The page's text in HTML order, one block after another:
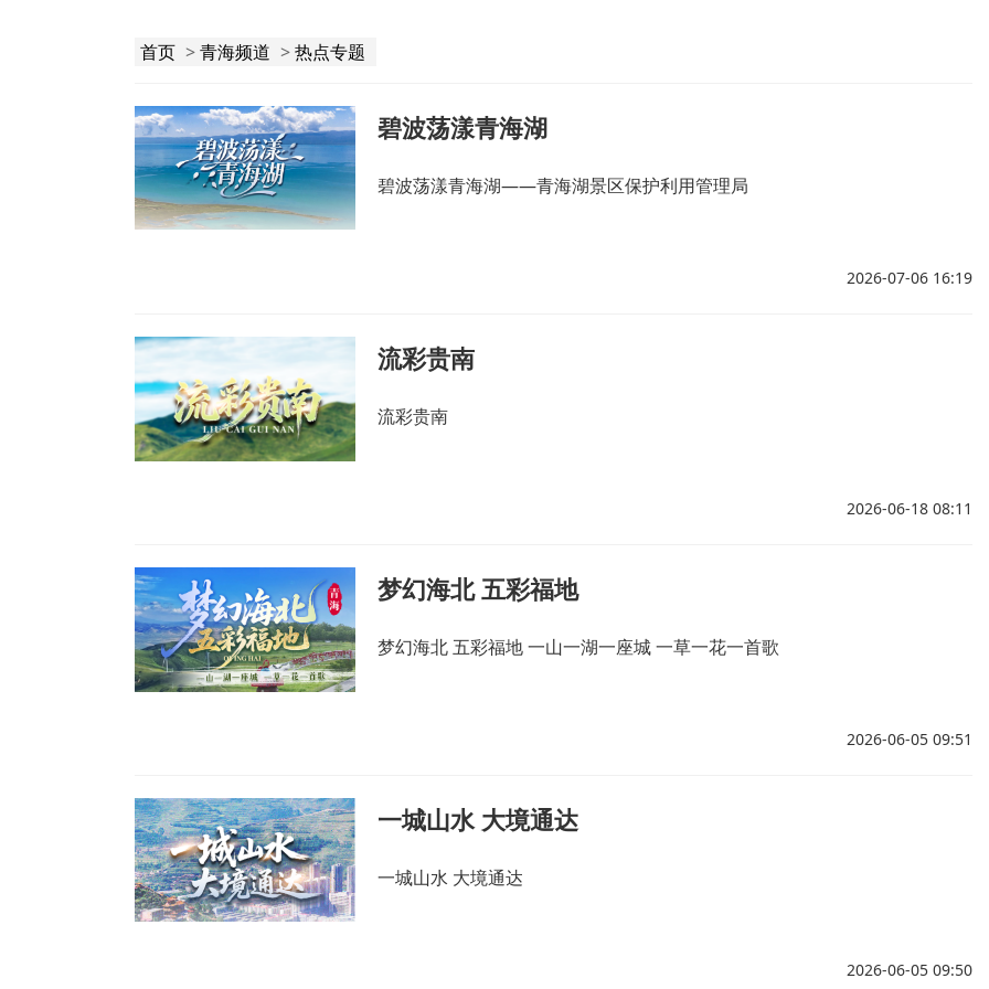
首页 >青海频道 >热点专题
碧波荡漾青海湖
碧波荡漾青海湖——青海湖景区保护利用管理局
2026-07-06 16:19
流彩贵南
流彩贵南
2026-06-18 08:11
梦幻海北 五彩福地
梦幻海北 五彩福地 一山一湖一座城 一草一花一首歌
2026-06-05 09:51
一城山水 大境通达
一城山水 大境通达
2026-06-05 09:50